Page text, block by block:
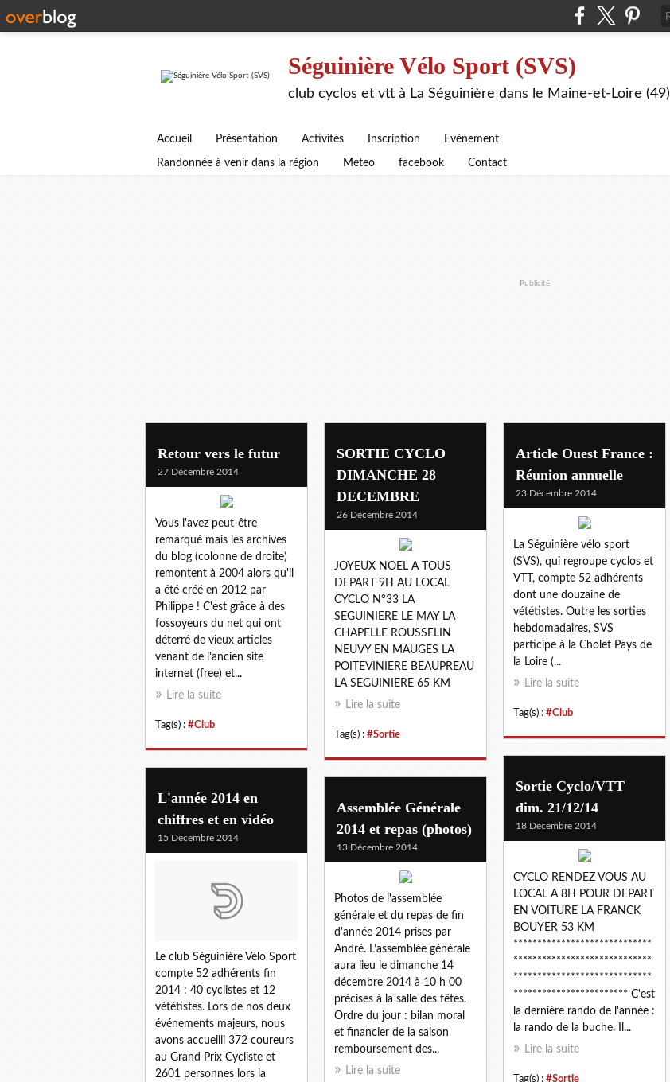
Séguinière Vélo Sport (SVS)
club cyclos et vtt à La Séguinière dans le Maine-et-Loire (49)
Accueil Présentation Activités Inscription Evénement
Randonnée à venir dans la région Meteo facebook Contact
Publicité
Retour vers le futur
27 Décembre 2014
Vous l'avez peut-être
remarqué mais les archives
du blog (colonne de droite)
remontent à 2004 alors qu'il
a été créé en 2012 par
Philippe ! C'est grâce à des
fossoyeurs du net qui ont
déterré de vieux articles
venant de l'ancien site
internet (free) et...
Lire la suite
Tag(s) : #Club
SORTIE CYCLO
DIMANCHE 28
DECEMBRE
26 Décembre 2014
JOYEUX NOEL A TOUS
DEPART 9H AU LOCAL
CYCLO N°33 LA
SEGUINIERE LE MAY LA
CHAPELLE ROUSSELIN
NEUVY EN MAUGES LA
POITEVINIERE BEAUPREAU
LA SEGUINIERE 65 KM
Lire la suite
Tag(s) : #Sortie
Article Ouest France :
Réunion annuelle
23 Décembre 2014
La Séguinière vélo sport
(SVS), qui regroupe cyclos et
VTT, compte 52 adhérents
dont une douzaine de
vététistes. Outre les sorties
hebdomadaires, SVS
participe à la Cholet Pays de
la Loire (...
Lire la suite
Tag(s) : #Club
Sortie Cyclo/VTT
dim. 21/12/14
18 Décembre 2014
CYCLO RENDEZ VOUS AU
LOCAL A 8H POUR DEPART
EN VOITURE LA FRANCK
BOUYER 53 KM
*****************************
*****************************
*****************************
************************ C'est
la dernière rando de l'année :
la rando de la buche. Il...
Lire la suite
Tag(s) : #Sortie
L'année 2014 en
chiffres et en vidéo
15 Décembre 2014
Le club Séguinière Vélo Sport
compte 52 adhérents fin
2014 : 40 cyclistes et 12
vététistes. Lors de nos deux
événements majeurs, nous
avons accueilli 372 coureurs
au Grand Prix Cycliste et
2601 personnes lors la
Assemblée Générale
2014 et repas (photos)
13 Décembre 2014
Photos de l'assemblée
générale et du repas de fin
d'année 2014 prises par
André. L’assemblée générale
aura lieu le dimanche 14
décembre 2014 à 10 h 00
précises à la salle des fêtes.
Ordre du jour : bilan moral
et financier de la saison
remboursement des...
Lire la suite